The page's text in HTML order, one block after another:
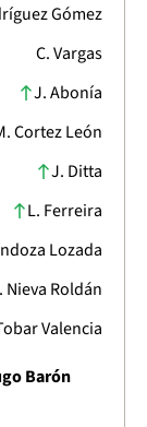
Gómez
C. Vargas
J. Abonía
Cortez León
J. Ditta
L. Ferreira
Lozada
Nieva Roldán
Valencia
Barón